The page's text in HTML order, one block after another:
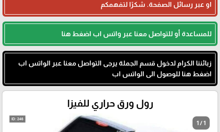
او عبر رسائل الصفحة. شكرًا لتفهمكم
للمساعدة أو للتواصل معنا عبر واتس اب اضغط هنا
زبائننا الكرام لدخول قسم الجملة يرجى التواصل معنا عبر الواتس اب
اضغط هنا للوصول الى الواتس اب
رول ورق حراري للفيزا
1 / 1